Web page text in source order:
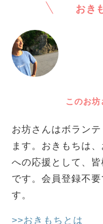
おき
このお坊
お坊さんはボラン
ます。おきもちは
への応援として、
です。会員登録不
す。
>>おきもちとは